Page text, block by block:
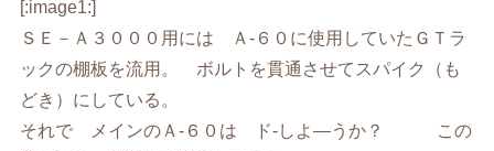
[:image1:]
ＳＥ－Ａ３０００用には Ａ-６０に使用していたＧＴラ
ックの棚板を流用。 ボルトを貫通させてスパイク（も
どき）にしている。
それで メインのＡ-６０は ド-しよ—うか？ この